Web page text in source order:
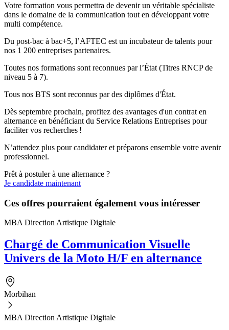
Votre formation vous permettra de devenir un véritable spécialiste
dans le domaine de la communication tout en développant votre
multi compétence.
Du post-bac à bac+5, l’AFTEC est un incubateur de talents pour
nos 1 200 entreprises partenaires.
Toutes nos formations sont reconnues par l’État (Titres RNCP de
niveau 5 à 7).
Tous nos BTS sont reconnus par des diplômes d'État.
Dès septembre prochain, profitez des avantages d'un contrat en
alternance en bénéficiant du Service Relations Entreprises pour
faciliter vos recherches !
N’attendez plus pour candidater et préparons ensemble votre avenir
professionnel.
Prêt à postuler à une alternance ?
Je candidate maintenant
Ces offres pourraient également vous intéresser
MBA Direction Artistique Digitale
Chargé de Communication Visuelle
Univers de la Moto H/F en alternance
Morbihan
MBA Direction Artistique Digitale